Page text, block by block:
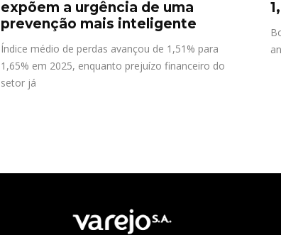
expõem a urgência de uma
prevenção mais inteligente
Índice médio de perdas avançou de 1,51% para
1,65% em 2025, enquanto prejuízo financeiro do
setor já